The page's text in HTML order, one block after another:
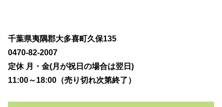
千葉県夷隅郡大多喜町久保135
0470-82-2007
定休 月・金(月が祝日の場合は翌日)
11:00～18:00（売り切れ次第終了）